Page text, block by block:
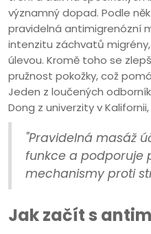
významný dopad. Podle
pravidelná antimigrenózní
intenzitu záchvatů
úlevou. Kromě toho se
pružnost pokožky, což
Jeden z loučených
Dong z univerzity v
"Pravidelná masáž
funkce a podporuje
mechanismy proti
Jak začít s